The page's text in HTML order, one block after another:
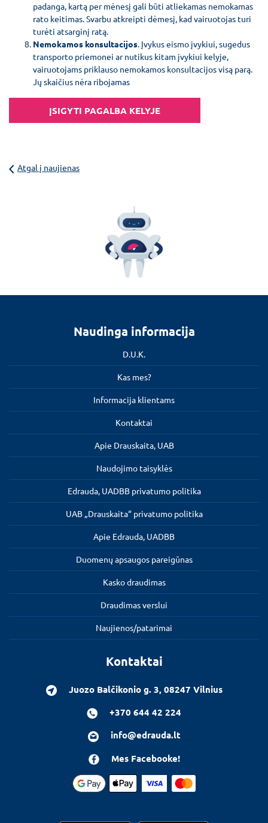
padanga, kartą per mėnesį gali būti atliekamas nemokamas
rato keitimas. Svarbu atkreipti dėmesį, kad vairuotojas turi
turėti atsarginį ratą.
Nemokamos konsultacijos. Įvykus eismo įvykiui, sugedus
transporto priemonei ar nutikus kitam įvykiui kelyje,
vairuotojams priklauso nemokamos konsultacijos visą parą.
Jų skaičius nėra ribojamas
ĮSIGYTI PAGALBA KELYJE
Atgal į naujienas
Naudinga informacija
D.U.K.
Kas mes?
Informacija klientams
Kontaktai
Apie Drauskaita, UAB
Naudojimo taisyklės
Edrauda, UADBB privatumo politika
UAB „Drauskaita“ privatumo politika
Apie Edrauda, UADBB
Duomenų apsaugos pareigūnas
Kasko draudimas
Draudimas verslui
Naujienos/patarimai
Kontaktai
Juozo Balčikonio g. 3, 08247 Vilnius
+370 644 42 224
info@edrauda.lt
Mes Facebooke!